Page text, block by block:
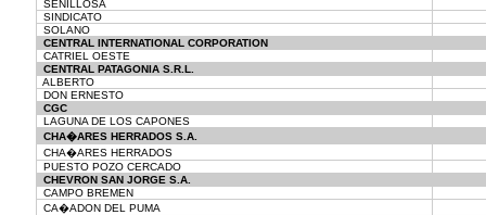
SENILLOSA
SINDICATO
SOLANO
CENTRAL INTERNATIONAL CORPORATION
CATRIEL OESTE
CENTRAL PATAGONIA S.R.L.
ALBERTO
DON ERNESTO
CGC
LAGUNA DE LOS CAPONES
CHA�ARES HERRADOS S.A.
CHA�ARES HERRADOS
PUESTO POZO CERCADO
CHEVRON SAN JORGE S.A.
CAMPO BREMEN
CA�ADON DEL PUMA